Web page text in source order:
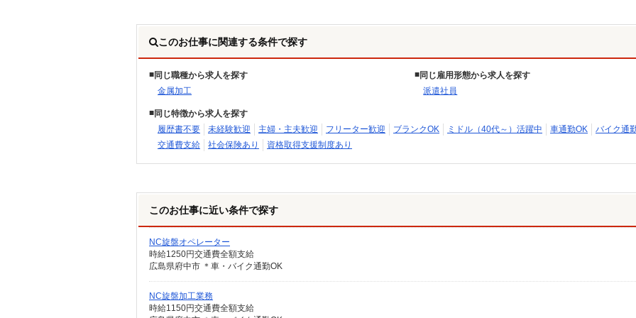
このお仕事に関連する条件で探す
同じ職種から求人を探す
金属加工
同じ雇用形態から求人を探す
派遣社員
同じ特徴から求人を探す
履歴書不要
未経験歓迎 主婦・主夫歓迎 フリーター歓迎 ブランクOK ミドル（40代～）活躍中 車通勤OK
バイク通
交通費支給
社会保険あり 資格取得支援制度あり
このお仕事に近い条件で探す
NC旋盤オペレーター
時給1250円交通費全額支給
広島県府中市 ＊車・バイク通勤OK
NC旋盤加工業務
時給1150円交通費全額支給